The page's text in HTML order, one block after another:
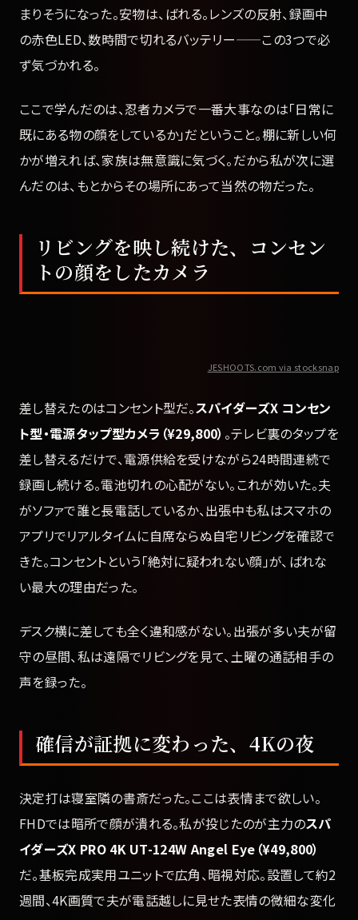
まりそうになった。安物は、ばれる。レンズの反射、録画中
の赤色LED、数時間で切れるバッテリー——この3つで必
ず気づかれる。
ここで学んだのは、忍者カメラで一番大事なのは「日常に
既にある物の顔をしているか」だということ。棚に新しい何
かが増えれば、家族は無意識に気づく。だから私が次に選
んだのは、もとからその場所にあって当然の物だった。
リビングを映し続けた、コンセン
トの顔をしたカメラ
JESHOOTS.com via stocksnap
差し替えたのはコンセント型だ。スパイダーズX コンセン
ト型・電源タップ型カメラ（¥29,800） 。テレビ裏のタップを
差し替えるだけで、電源供給を受けながら24時間連続で
録画し続ける。電池切れの心配がない。これが効いた。夫
がソファで誰と長電話しているか、出張中も私はスマホの
アプリでリアルタイムに自席ならぬ自宅リビングを確認で
きた。コンセントという「絶対に疑われない顔」が、ばれな
い最大の理由だった。
デスク横に差しても全く違和感がない。出張が多い夫が留
守の昼間、私は遠隔でリビングを見て、土曜の通話相手の
声を録った。
確信が証拠に変わった、4Kの夜
決定打は寝室隣の書斎だった。ここは表情まで欲しい。
FHDでは暗所で顔が潰れる。私が投じたのが主力のスパ
イダーズX PRO 4K UT-124W Angel Eye（¥49,800）
だ。基板完成実用ユニットで広角、暗視対応。設置して約2
週間、4K画質で夫が電話越しに見せた表情の微細な変化